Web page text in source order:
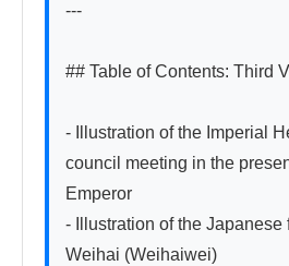
---
## Table of Contents: Third
- Illustration of the Imperial
council meeting in the
Emperor
- Illustration of the Japanese
Weihai (Weihaiwei)